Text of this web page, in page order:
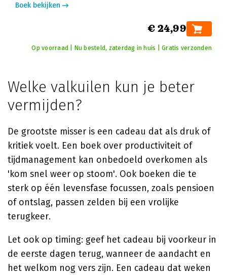
Boek bekijken
€ 24,99
Op voorraad | Nu besteld, zaterdag in huis | Gratis verzonden
Welke valkuilen kun je beter
vermijden?
De grootste misser is een cadeau dat als druk of
kritiek voelt. Een boek over productiviteit of
tijdmanagement kan onbedoeld overkomen als
'kom snel weer op stoom'. Ook boeken die te
sterk op één levensfase focussen, zoals pensioen
of ontslag, passen zelden bij een vrolijke
terugkeer.
Let ook op timing: geef het cadeau bij voorkeur in
de eerste dagen terug, wanneer de aandacht en
het welkom nog vers zijn. Een cadeau dat weken